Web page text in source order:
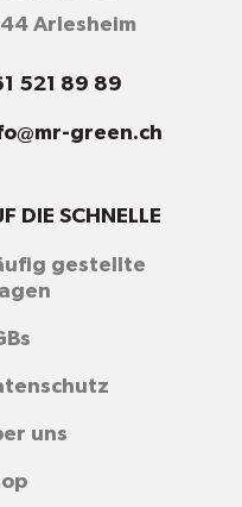
Arlesheim
521 89 89
green.ch
DIE SCHNELLE
gestellte
uns